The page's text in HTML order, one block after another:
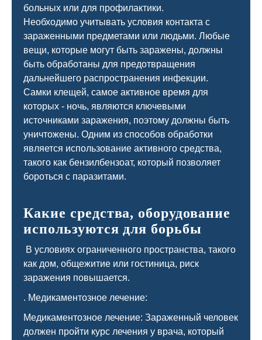
больных или для профилактики.
Необходимо учитывать условия контакта с
зараженными предметами или людьми. Любые
вещи, которые могут быть заражены, должны
быть обработаны для предотвращения
дальнейшего распространения инфекции.
Самки клещей, самое активное время для
которых - ночь, являются ключевыми
источниками заражения, поэтому должны быть
уничтожены. Одним из способов обработки
является использование активного средства,
такого как бензилбензоат, который позволяет
бороться с паразитами.
Какие средства, оборудование
используются для борьбы
В условиях ограниченного пространства, такого
как дом, общежитие или гостиница, риск
заражения повышается.
. Медикаментозное лечение:
Медикаментозное лечение: Зараженный человек
должен пройти курс лечения у врача, который